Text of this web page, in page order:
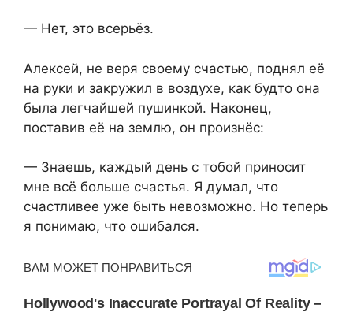
— Нет, это всерьёз.
Алексей, не веря своему счастью, поднял её
на руки и закружил в воздухе, как будто она
была легчайшей пушинкой. Наконец,
поставив её на землю, он произнёс:
— Знаешь, каждый день с тобой приносит
мне всё больше счастья. Я думал, что
счастливее уже быть невозможно. Но теперь
я понимаю, что ошибался.